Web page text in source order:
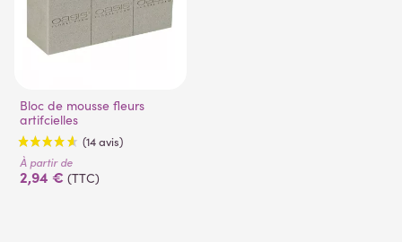
Bloc de mousse fleurs
artifcielles
À partir de
2,94 € (TTC)